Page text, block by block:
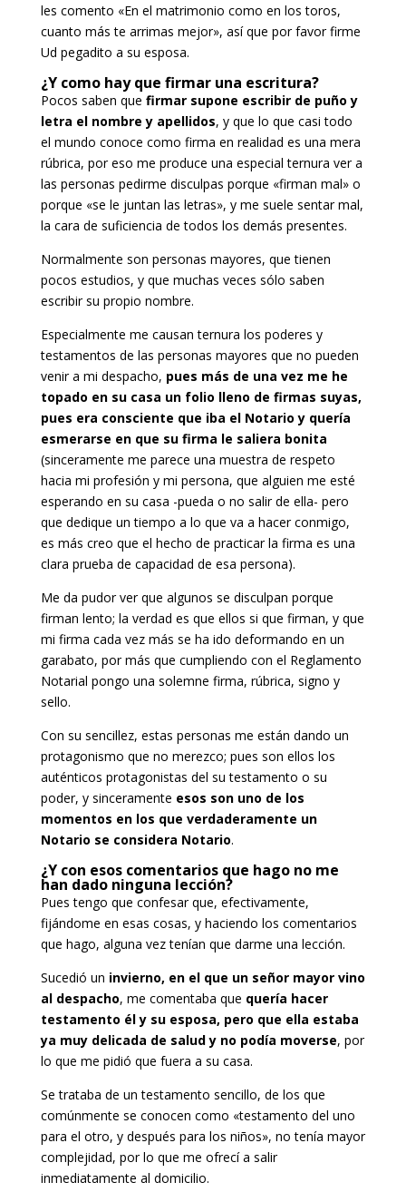
les comento «En el matrimonio como en los toros,
cuanto más te arrimas mejor», así que por favor firme
Ud pegadito a su esposa.
¿Y como hay que firmar una escritura?
Pocos saben que firmar supone escribir de puño y
letra el nombre y apellidos, y que lo que casi todo
el mundo conoce como firma en realidad es una mera
rúbrica, por eso me produce una especial ternura ver a
las personas pedirme disculpas porque «firman mal» o
porque «se le juntan las letras», y me suele sentar mal,
la cara de suficiencia de todos los demás presentes.
Normalmente son personas mayores, que tienen
pocos estudios, y que muchas veces sólo saben
escribir su propio nombre.
Especialmente me causan ternura los poderes y
testamentos de las personas mayores que no pueden
venir a mi despacho, pues más de una vez me he
topado en su casa un folio lleno de firmas suyas,
pues era consciente que iba el Notario y quería
esmerarse en que su firma le saliera bonita
(sinceramente me parece una muestra de respeto
hacia mi profesión y mi persona, que alguien me esté
esperando en su casa -pueda o no salir de ella- pero
que dedique un tiempo a lo que va a hacer conmigo,
es más creo que el hecho de practicar la firma es una
clara prueba de capacidad de esa persona).
Me da pudor ver que algunos se disculpan porque
firman lento; la verdad es que ellos si que firman, y que
mi firma cada vez más se ha ido deformando en un
garabato, por más que cumpliendo con el Reglamento
Notarial pongo una solemne firma, rúbrica, signo y
sello.
Con su sencillez, estas personas me están dando un
protagonismo que no merezco; pues son ellos los
auténticos protagonistas del su testamento o su
poder, y sinceramente esos son uno de los
momentos en los que verdaderamente un
Notario se considera Notario.
¿Y con esos comentarios que hago no me
han dado ninguna lección?
Pues tengo que confesar que, efectivamente,
fijándome en esas cosas, y haciendo los comentarios
que hago, alguna vez tenían que darme una lección.
Sucedió un invierno, en el que un señor mayor vino
al despacho, me comentaba que quería hacer
testamento él y su esposa, pero que ella estaba
ya muy delicada de salud y no podía moverse, por
lo que me pidió que fuera a su casa.
Se trataba de un testamento sencillo, de los que
comúnmente se conocen como «testamento del uno
para el otro, y después para los niños», no tenía mayor
complejidad, por lo que me ofrecí a salir
inmediatamente al domicilio.